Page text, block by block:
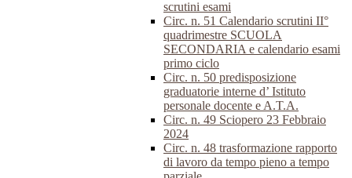
scrutini esami
Circ. n. 51 Calendario scrutini II°
quadrimestre SCUOLA
SECONDARIA e calendario esami
primo ciclo
Circ. n. 50 predisposizione
graduatorie interne d’ Istituto
personale docente e A.T.A.
Circ. n. 49 Sciopero 23 Febbraio
2024
Circ. n. 48 trasformazione rapporto
di lavoro da tempo pieno a tempo